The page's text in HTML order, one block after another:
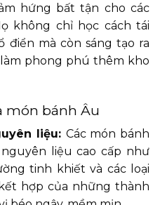
hứng bất tận cho các
không chỉ học cách tái
điển mà còn sáng tạo ra
phong phú thêm kho
món bánh Âu
liệu: Các món bánh
liệu cao cấp như
tinh khiết và các loại
hợp của những thành